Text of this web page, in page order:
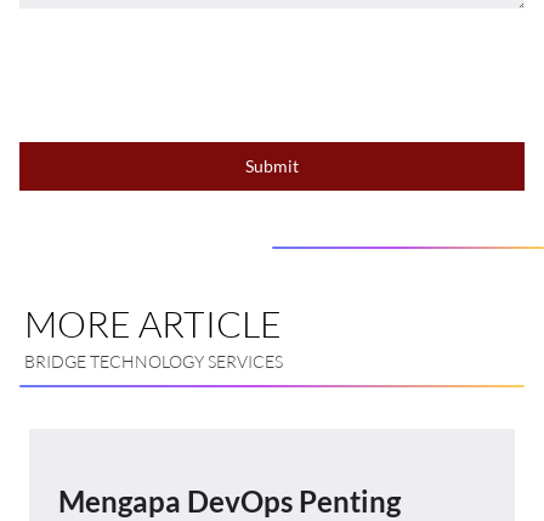
Submit
Mengapa DevOps Penting
MORE ARTICLE
BRIDGE TECHNOLOGY SERVICES